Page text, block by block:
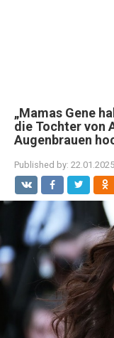
„Mamas Gene
die Tochter von
Augenbrauen
Published by: 22.01.2025